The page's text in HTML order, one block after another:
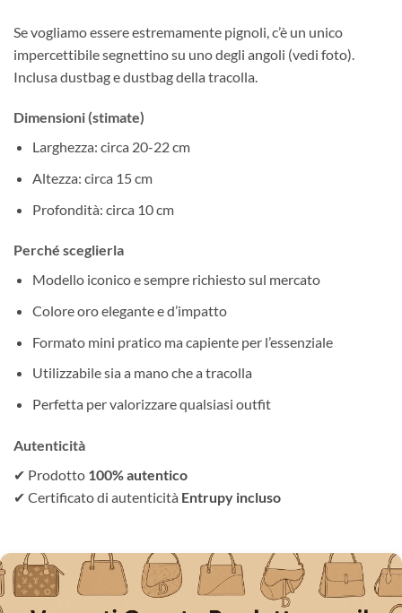
Se vogliamo essere estremamente pignoli, c’è un unico
impercettibile segnettino su uno degli angoli (vedi foto).
Inclusa dustbag e dustbag della tracolla.
Dimensioni (stimate)
Larghezza: circa 20-22 cm
Altezza: circa 15 cm
Profondità: circa 10 cm
Perché sceglierla
Modello iconico e sempre richiesto sul mercato
Colore oro elegante e d’impatto
Formato mini pratico ma capiente per l’essenziale
Utilizzabile sia a mano che a tracolla
Perfetta per valorizzare qualsiasi outfit
Autenticità
✔ Prodotto 100% autentico
✔ Certificato di autenticità Entrupy incluso